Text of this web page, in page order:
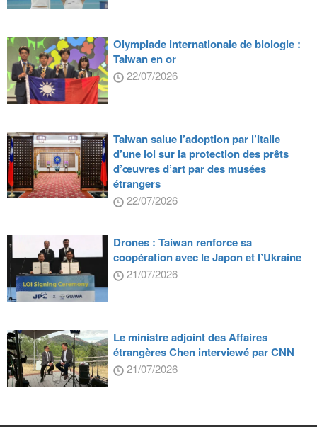
Olympiade internationale de biologie :
Taiwan en or
22/07/2026
Taiwan salue l’adoption par l’Italie
d’une loi sur la protection des prêts
d’œuvres d’art par des musées
étrangers
22/07/2026
Drones : Taiwan renforce sa
coopération avec le Japon et l’Ukraine
21/07/2026
Le ministre adjoint des Affaires
étrangères Chen interviewé par CNN
21/07/2026